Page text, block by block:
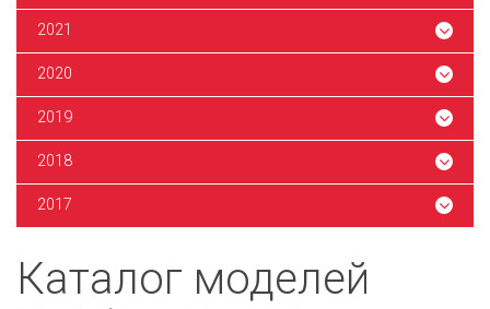
2021
2020
2019
2018
2017
Каталог моделей